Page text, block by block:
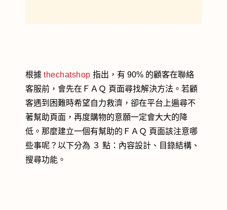
根據 thechatshop 指出，有 90% 的顧客在聯絡
客服前，會先在ＦＡＱ 頁面尋找解決方法。若顧
客遇到困難時希望自力救濟，卻在平台上遍尋不
著幫助頁面，再度購物的意願一定會大大的降
低。那麼建立一個有幫助的ＦＡＱ 頁面該注意哪
些事呢？以下分為 ３ 點：內容設計、目錄結構、
搜尋功能。